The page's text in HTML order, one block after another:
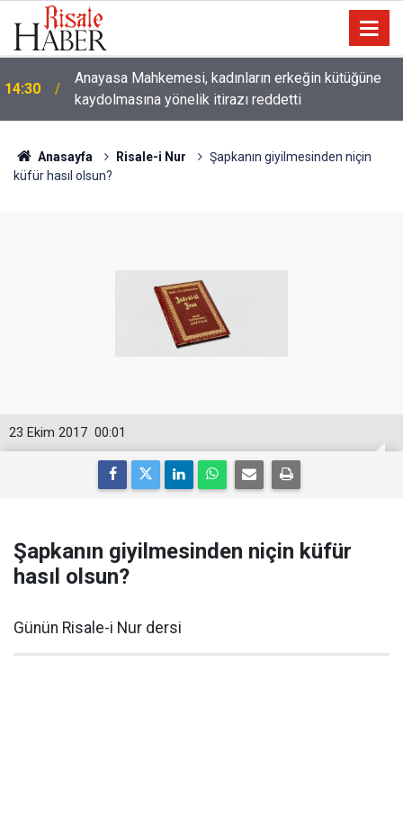
14:30
Anayasa Mahkemesi, kadınların erkeğin kütüğüne
kaydolmasına yönelik itirazı reddetti
14:00
Çatıda yağmur suyu hasadı: Sıcaklarda klima
kullanımını azaltabilir
Anasayfa Risale-i Nur
Şapkanın giyilmesinden niçin
küfür hasıl olsun?
00:01
23 Ekim 2017
Şapkanın giyilmesinden niçin küfür
hasıl olsun?
Günün Risale-i Nur dersi